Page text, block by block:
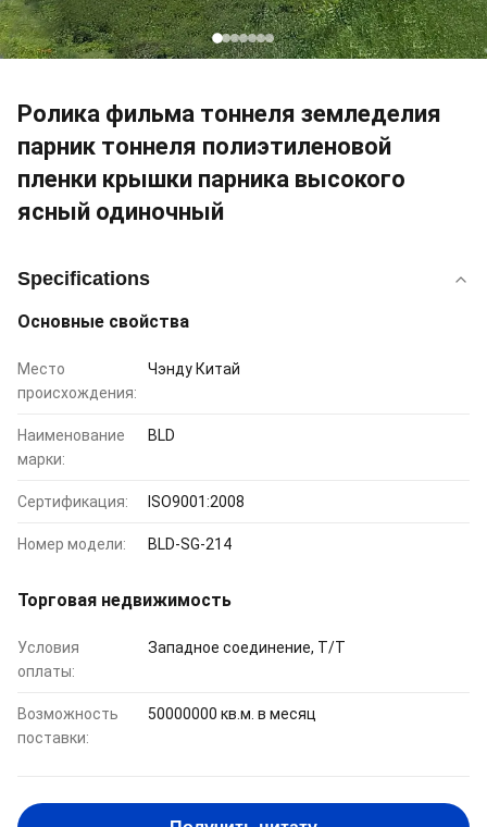
Ролика фильма тоннеля земледелия
парник тоннеля полиэтиленовой
пленки крышки парника высокого
ясный одиночный
Specifications
Основные свойства
Место
происхождения:
Чэнду Китай
Наименование
марки:
BLD
Сертификация: ISO9001:2008
Номер модели: BLD-SG-214
Торговая недвижимость
Условия
оплаты:
Западное соединение, T/T
Возможность
поставки:
50000000 кв.м. в месяц